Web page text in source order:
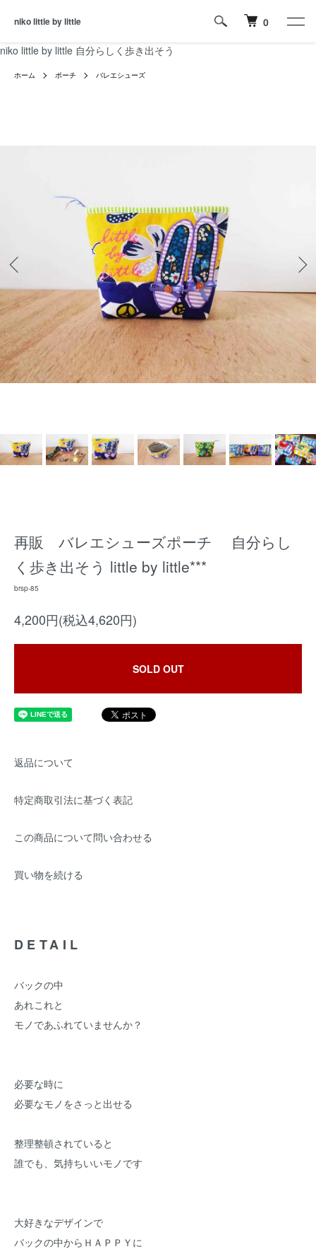
niko little by little 自分らしく歩き出そう
niko little by little 0
ホーム ポーチ バレエシューズ
再販 バレエシューズポーチ 自分らし
く歩き出そう little by little***
brsp-85
4,200円(税込4,620円)
SOLD OUT
返品について
特定商取引法に基づく表記
この商品について問い合わせる
買い物を続ける
DETAIL
バックの中
あれこれと
モノであふれていませんか？
必要な時に
必要なモノをさっと出せる
整理整頓されていると
誰でも、気持ちいいモノです
大好きなデザインで
バックの中からＨＡＰＰＹに